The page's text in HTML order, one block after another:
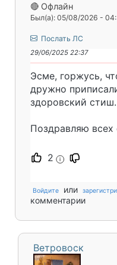
🔴 Офлайн
Был(а): 05/08/2026 -
Послать ЛС
29/06/2025 22:37
Эсме, горжусь,
дружно
здоровский
Поздравляю всех
2 i
Войдите или
комментарии
Ветровоск